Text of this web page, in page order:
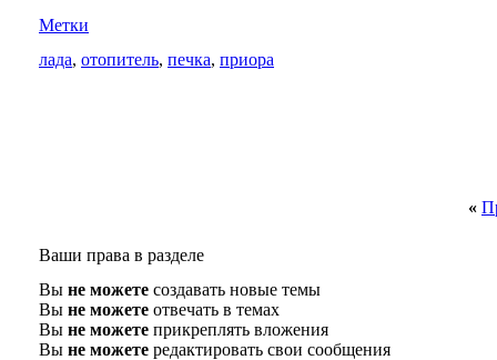
Метки
лада, отопитель, печка, приора
«
Ваши права в разделе
Вы не можете создавать новые темы
Вы не можете отвечать в темах
Вы не можете прикреплять вложения
Вы не можете редактировать свои сообщения